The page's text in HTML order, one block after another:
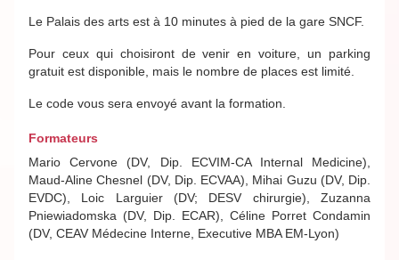
Le Palais des arts est à 10 minutes à pied de la gare SNCF.
Pour ceux qui choisiront de venir en voiture, un parking
gratuit est disponible, mais le nombre de places est limité.
Le code vous sera envoyé avant la formation.
Formateurs
Mario Cervone (DV, Dip. ECVIM-CA Internal Medicine),
Maud-Aline Chesnel (DV, Dip. ECVAA), Mihai Guzu (DV, Dip.
EVDC), Loic Larguier (DV; DESV chirurgie), Zuzanna
Pniewiadomska (DV, Dip. ECAR), Céline Porret Condamin
(DV, CEAV Médecine Interne, Executive MBA EM-Lyon)